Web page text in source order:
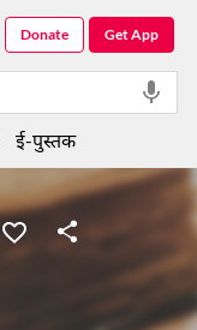
Get App
Donate
ई-पुस्तक